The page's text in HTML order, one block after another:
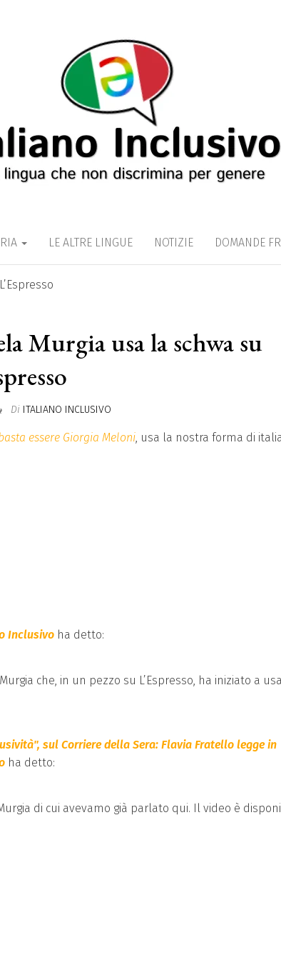
LE ALTRE LINGUE NOTIZIE DOMANDE
Murgia usa la schwa su
Di ITALIANO INCLUSIVO
essere Giorgia Meloni, usa la nostra forma di
Inclusivo ha detto:
che, in un pezzo su L’Espresso, ha iniziato a
sul Corriere della Sera: Flavia Fratello legge in
ha detto:
di cui avevamo già parlato qui. Il video è